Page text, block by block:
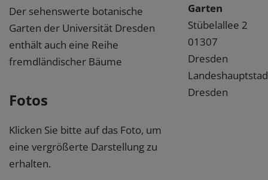
Der sehenswerte botanische
Garten der Universität Dresden
enthält auch eine Reihe
fremdländischer Bäume
Fotos
Klicken Sie bitte auf das Foto, um
eine vergrößerte Darstellung zu
erhalten.
Garten
Stübelallee 2
01307
Dresden
Dresden